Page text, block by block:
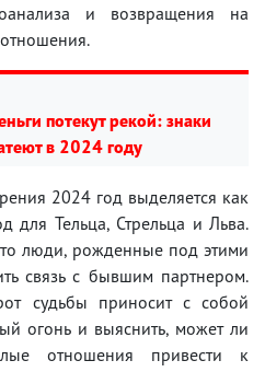
и возвращения на
потекут рекой: знаки
в 2024 году
2024 год выделяется как
для Тельца, Стрельца и Льва.
люди, рожденные под этими
связь с бывшим партнером.
судьбы приносит с собой
огонь и выяснить, может ли
отношения привести к